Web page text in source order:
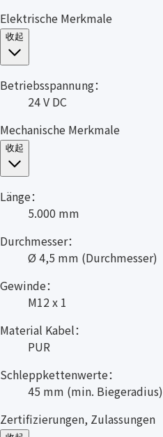
Elektrische Merkmale
收起
Betriebsspannung：
24 V DC
Mechanische Merkmale
收起
Länge：
5.000 mm
Durchmesser：
Ø 4,5 mm (Durchmesser)
Gewinde：
M12 x 1
Material Kabel：
PUR
Schleppkettenwerte：
45 mm (min. Biegeradius)
Zertifizierungen, Zulassungen